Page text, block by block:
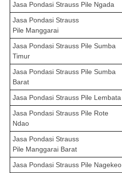
Jasa Pondasi Strauss Pile Ngada
Jasa Pondasi Strauss
Pile Manggarai
Jasa Pondasi Strauss Pile Sumba
Timur
Jasa Pondasi Strauss Pile Sumba
Barat
Jasa Pondasi Strauss Pile Lembata
Jasa Pondasi Strauss Pile Rote
Ndao
Jasa Pondasi Strauss
Pile Manggarai Barat
Jasa Pondasi Strauss Pile Nagekeo